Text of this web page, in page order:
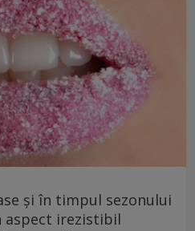
şi în timpul sezonului
aspect irezistibil